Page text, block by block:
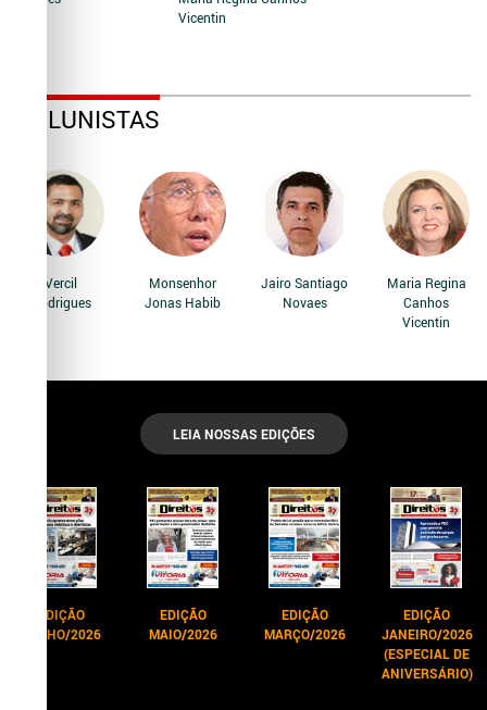
Vicentin
COLUNISTAS
Vercil
Rodrigues
Monsenhor
Jonas Habib
Jairo Santiago
Novaes
Maria Regina
Canhos
Vicentin
LEIA NOSSAS EDIÇÕES
EDIÇÃO
JUNHO/2026
EDIÇÃO
MAIO/2026
EDIÇÃO
MARÇO/2026
EDIÇÃO
JANEIRO/2026
(ESPECIAL DE
ANIVERSÁRIO)